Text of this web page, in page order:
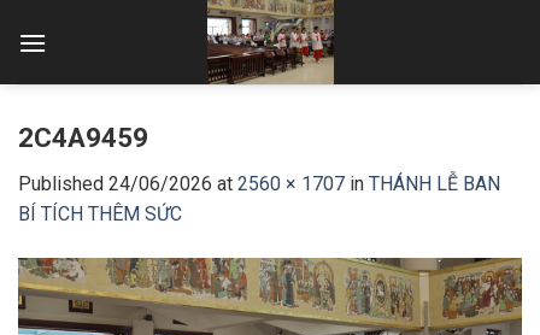
2C4A9459
Published 24/06/2026 at 2560 × 1707 in THÁNH LỄ BAN
BÍ TÍCH THÊM SỨC